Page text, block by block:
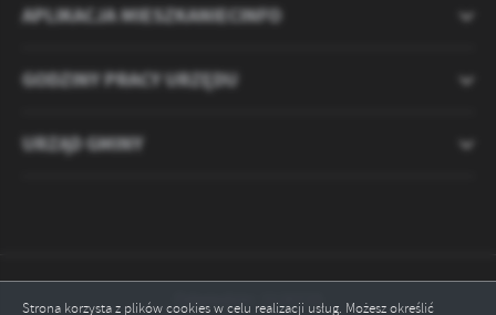
Strona korzysta z plików cookies w celu realizacji usług. Możesz określić
APLIKACJA MIESZKANIECINFO
GODZINY PRACY URZĘDU
URZĄD GMINY
Odwiedzin: 2120725